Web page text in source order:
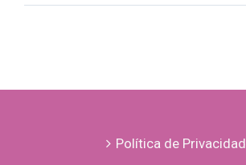
Política de Privacidad